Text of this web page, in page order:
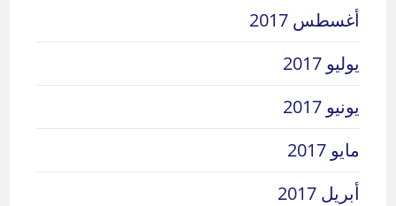
أغسطس 2017
يوليو 2017
يونيو 2017
مايو 2017
أبريل 2017